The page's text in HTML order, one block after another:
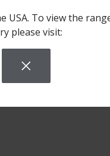
USA. To view the
please visit: